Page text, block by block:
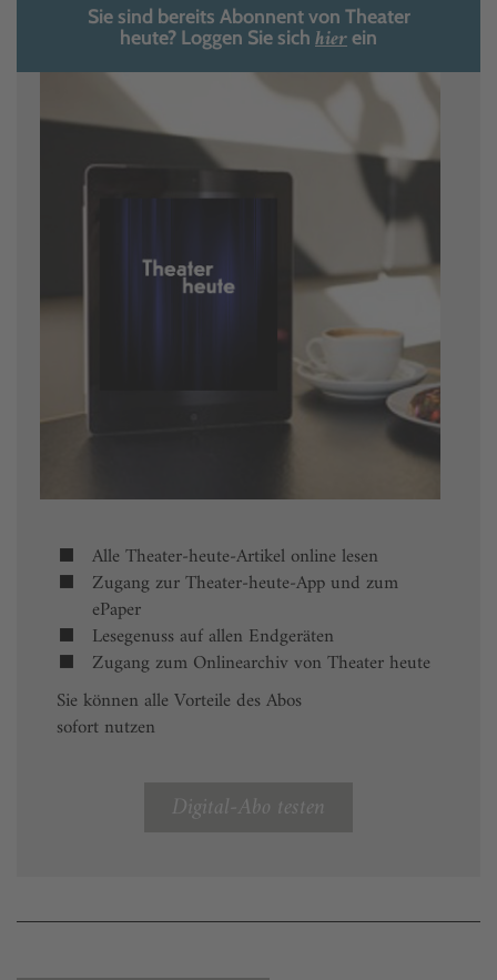
Sie sind bereits Abonnent von Theater
heute? Loggen Sie sich hierein
Alle Theater-heute-Artikel online lesen
Zugang zur Theater-heute-App und zum
ePaper
Lesegenuss auf allen Endgeräten
Zugang zum Onlinearchiv von Theater heute
Sie können alle Vorteile des Abos
sofort nutzen
Digital-Abo testen